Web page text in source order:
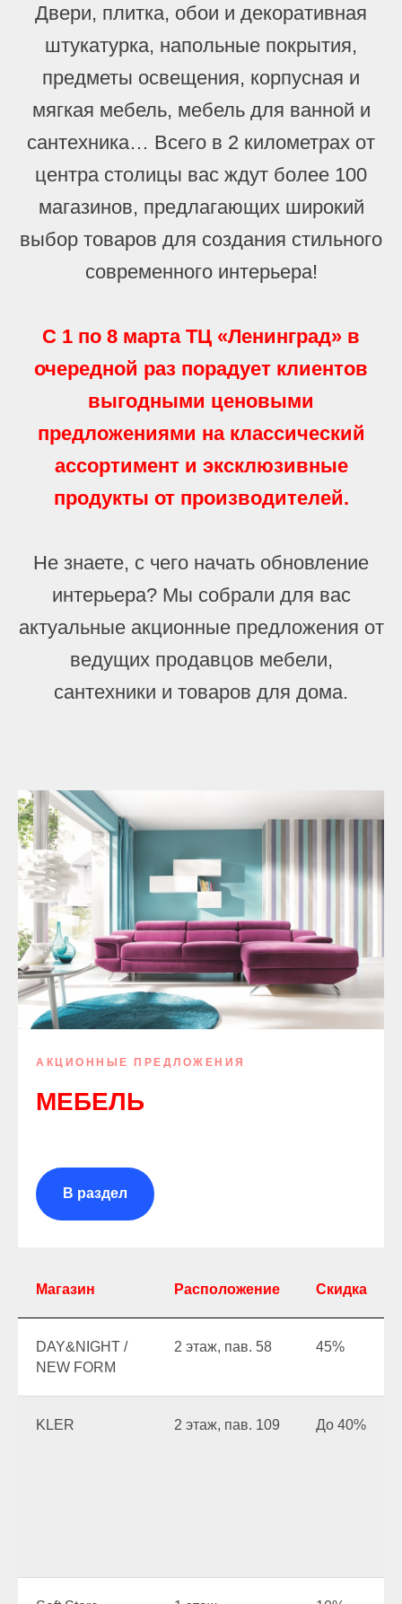
Двери, плитка, обои и декоративная
штукатурка, напольные покрытия,
предметы освещения, корпусная и
мягкая мебель, мебель для ванной и
сантехника… Всего в 2 километрах от
центра столицы вас ждут более 100
магазинов, предлагающих широкий
выбор товаров для создания стильного
современного интерьера!
С 1 по 8 марта ТЦ «Ленинград» в
очередной раз порадует клиентов
выгодными ценовыми
предложениями на классический
ассортимент и эксклюзивные
продукты от производителей.
Не знаете, с чего начать обновление
интерьера? Мы собрали для вас
актуальные акционные предложения от
ведущих продавцов мебели,
сантехники и товаров для дома.
АКЦИОННЫЕ ПРЕДЛОЖЕНИЯ
МЕБЕЛЬ
В раздел
Магазин Расположение Скидка
DAY&NIGHT /
NEW FORM
2 этаж, пав. 58 45%
KLER 2 этаж, пав. 109 До 40%